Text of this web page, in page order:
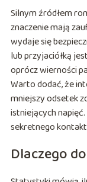
Silnym źródłem
znaczenie mają
wydaje się
lub przyjaciółką
oprócz wierności
Warto dodać, że
mniejszy odsetek
istniejących
sekretnego
Dlaczego